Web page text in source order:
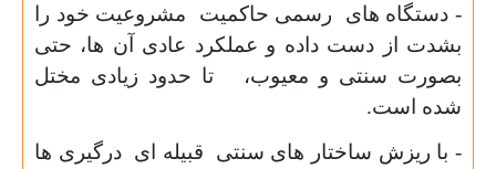
- دستگاه های رسمی حاکمیت مشروعیت خود را
بشدت از دست داده و عملکرد عادی آن ها، حتی
بصورت سنتی و معیوب، تا حدود زیادی مختل
شده است.
- با ریزش ساختار های سنتی قبیله ای درگیری ها